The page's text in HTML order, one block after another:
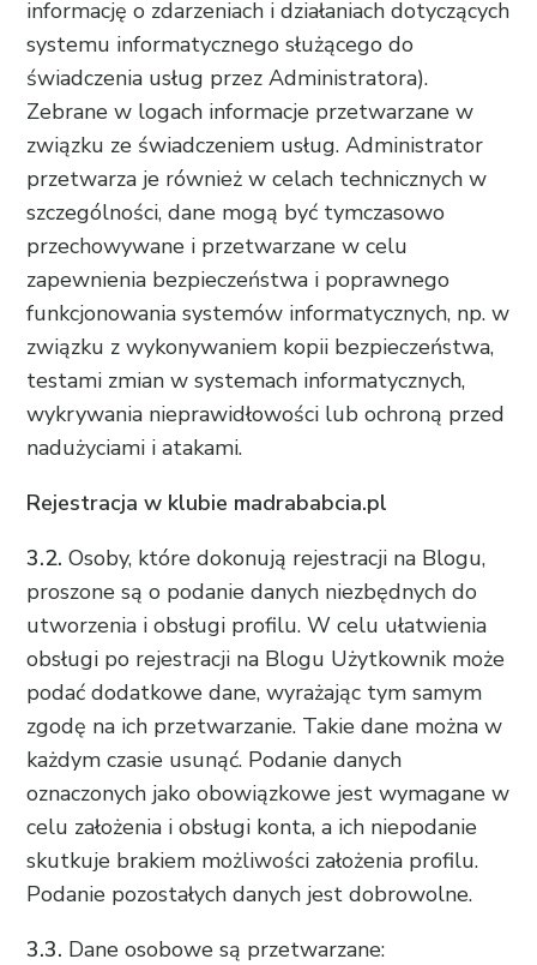
informację o zdarzeniach i działaniach dotyczących
systemu informatycznego służącego do
świadczenia usług przez Administratora).
Zebrane w logach informacje przetwarzane w
związku ze świadczeniem usług. Administrator
przetwarza je również w celach technicznych w
szczególności, dane mogą być tymczasowo
przechowywane i przetwarzane w celu
zapewnienia bezpieczeństwa i poprawnego
funkcjonowania systemów informatycznych, np. w
związku z wykonywaniem kopii bezpieczeństwa,
testami zmian w systemach informatycznych,
wykrywania nieprawidłowości lub ochroną przed
nadużyciami i atakami.
Rejestracja w klubie madrababcia.pl
3.2. Osoby, które dokonują rejestracji na Blogu,
proszone są o podanie danych niezbędnych do
utworzenia i obsługi profilu. W celu ułatwienia
obsługi po rejestracji na Blogu Użytkownik może
podać dodatkowe dane, wyrażając tym samym
zgodę na ich przetwarzanie. Takie dane można w
każdym czasie usunąć. Podanie danych
oznaczonych jako obowiązkowe jest wymagane w
celu założenia i obsługi konta, a ich niepodanie
skutkuje brakiem możliwości założenia profilu.
Podanie pozostałych danych jest dobrowolne.
3.3. Dane osobowe są przetwarzane: